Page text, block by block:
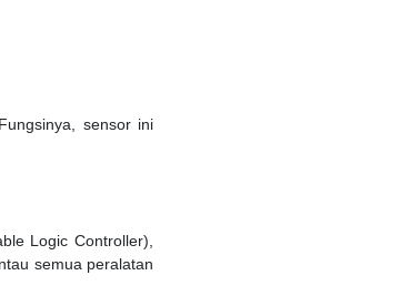
sensor ini
Logic Controller),
semua peralatan